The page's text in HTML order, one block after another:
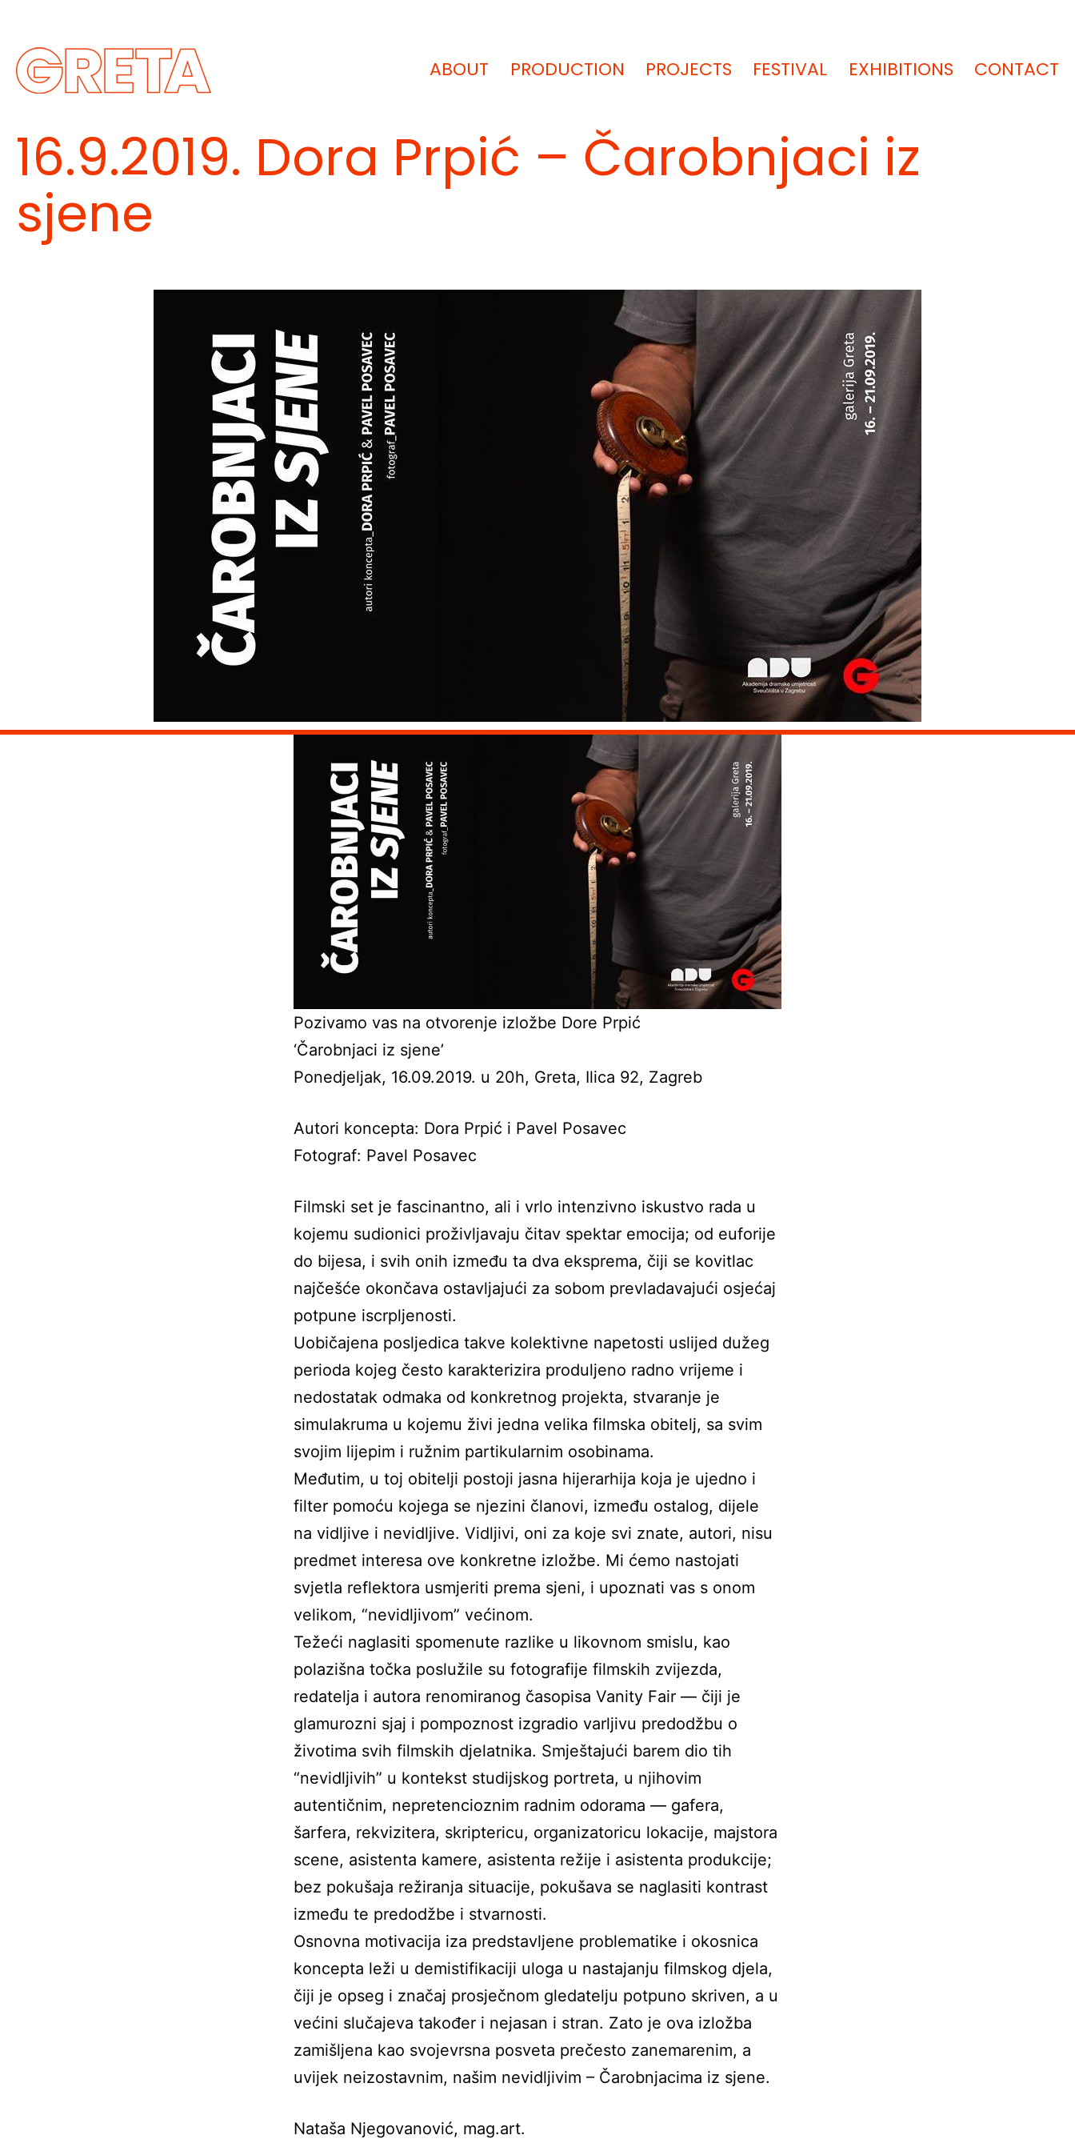
content
ABOUT PRODUCTION PROJECTS FESTIVAL EXHIBITIONS CONTACT
16.9.2019. Dora Prpić – Čarobnjaci iz
sjene
Pozivamo vas na otvorenje izložbe Dore Prpić
‘Čarobnjaci iz sjene’
Ponedjeljak, 16.09.2019. u 20h, Greta, Ilica 92, Zagreb
Autori koncepta: Dora Prpić i Pavel Posavec
Fotograf: Pavel Posavec
Filmski set je fascinantno, ali i vrlo intenzivno iskustvo rada u
kojemu sudionici proživljavaju čitav spektar emocija; od euforije
do bijesa, i svih onih između ta dva eksprema, čiji se kovitlac
najčešće okončava ostavljajući za sobom prevladavajući osjećaj
potpune iscrpljenosti.
Uobičajena posljedica takve kolektivne napetosti uslijed dužeg
perioda kojeg često karakterizira produljeno radno vrijeme i
nedostatak odmaka od konkretnog projekta, stvaranje je
simulakruma u kojemu živi jedna velika filmska obitelj, sa svim
svojim lijepim i ružnim partikularnim osobinama.
Međutim, u toj obitelji postoji jasna hijerarhija koja je ujedno i
filter pomoću kojega se njezini članovi, između ostalog, dijele
na vidljive i nevidljive. Vidljivi, oni za koje svi znate, autori, nisu
predmet interesa ove konkretne izložbe. Mi ćemo nastojati
svjetla reflektora usmjeriti prema sjeni, i upoznati vas s onom
velikom, “nevidljivom” većinom.
Težeći naglasiti spomenute razlike u likovnom smislu, kao
polazišna točka poslužile su fotografije filmskih zvijezda,
redatelja i autora renomiranog časopisa Vanity Fair — čiji je
glamurozni sjaj i pompoznost izgradio varljivu predodžbu o
životima svih filmskih djelatnika. Smještajući barem dio tih
“nevidljivih” u kontekst studijskog portreta, u njihovim
autentičnim, nepretencioznim radnim odorama — gafera,
šarfera, rekvizitera, skriptericu, organizatoricu lokacije, majstora
scene, asistenta kamere, asistenta režije i asistenta produkcije;
bez pokušaja režiranja situacije, pokušava se naglasiti kontrast
između te predodžbe i stvarnosti.
Osnovna motivacija iza predstavljene problematike i okosnica
koncepta leži u demistifikaciji uloga u nastajanju filmskog djela,
čiji je opseg i značaj prosječnom gledatelju potpuno skriven, a u
većini slučajeva također i nejasan i stran. Zato je ova izložba
zamišljena kao svojevrsna posveta prečesto zanemarenim, a
uvijek neizostavnim, našim nevidljivim – Čarobnjacima iz sjene.
Nataša Njegovanović, mag.art.